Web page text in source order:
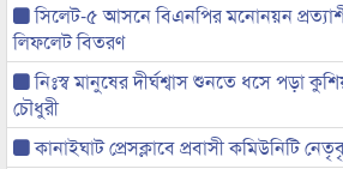
সিলেট-৫ আসনে বিএনপির মনোনয়ন
লিফলেট বিতরণ
নিঃস্ব মানুষের দীর্ঘশ্বাস শুনতে ধসে পড়া
চৌধুরী
কানাইঘাট প্রেসক্লাবে প্রবাসী কমিউনিটি